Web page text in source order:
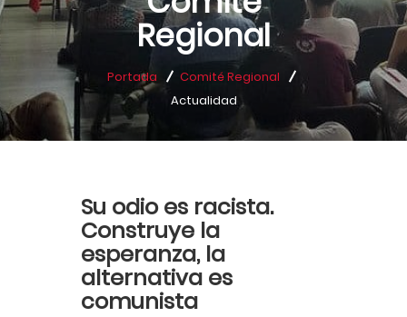
Regional
Portada
Comité Regional
Actualidad
Su odio es racista.
Construye la
esperanza, la
alternativa es
comunista